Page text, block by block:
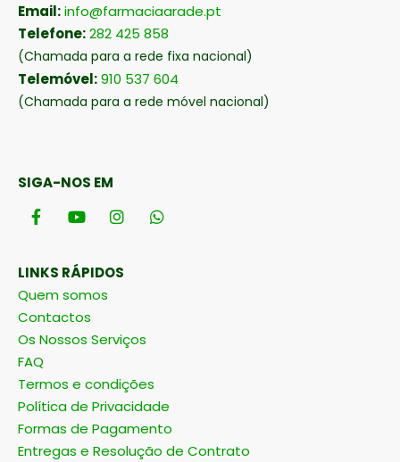
Email:info@farmaciaarade.pt
Telefone:282 425 858
(Chamada para a rede fixa nacional)
Telemóvel:910 537 604
(Chamada para a rede móvel nacional)
SIGA-NOS EM
LINKS RÁPIDOS
Quem somos
Contactos
Os Nossos Serviços
FAQ
Termos e condições
Política de Privacidade
Formas de Pagamento
Entregas e Resolução de Contrato